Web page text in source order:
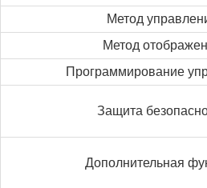
Метод
Метод
Программирование
Защита
Дополнительная